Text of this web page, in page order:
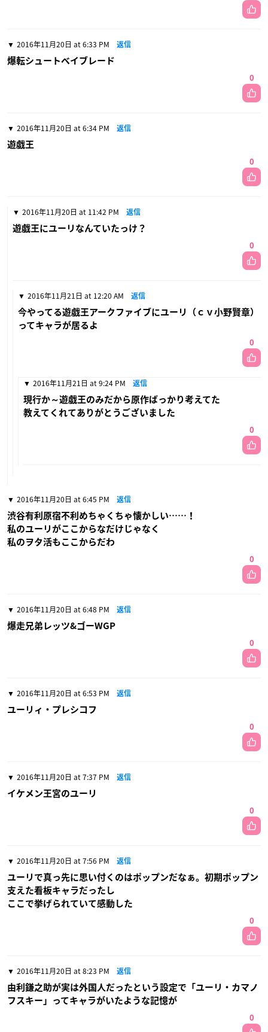
2016年11月20日 at 6:33 PM 返信
爆転シュートベイブレード
0
2016年11月20日 at 6:34 PM 返信
遊戯王
0
2016年11月20日 at 11:42 PM 返信
遊戯王にユーリなんていたっけ？
0
2016年11月21日 at 12:20 AM 返信
今やってる遊戯王アークファイブにユーリ（ｃｖ小野賢章）
ってキャラが居るよ
0
2016年11月21日 at 9:24 PM 返信
現行か～遊戯王のみだから原作ばっかり考えてた
教えてくれてありがとうございました
0
2016年11月20日 at 6:45 PM 返信
渋谷有利原宿不利めちゃくちゃ懐かしい……！
私のユーリがここからなだけじゃなく
私のヲタ活もここからだわ
0
2016年11月20日 at 6:48 PM 返信
爆走兄弟レッツ&ゴーWGP
0
2016年11月20日 at 6:53 PM 返信
ユーリィ・プレシコフ
0
2016年11月20日 at 7:37 PM 返信
イケメン王宮のユーリ
0
2016年11月20日 at 7:56 PM 返信
ユーリで真っ先に思い付くのはポップンだなぁ。初期ポップン
支えた看板キャラだったし
ここで挙げられていて感動した
0
2016年11月20日 at 8:23 PM 返信
由利鎌之助が実は外国人だったという設定で「ユーリ・カマノ
フスキー」ってキャラがいたような記憶が
0